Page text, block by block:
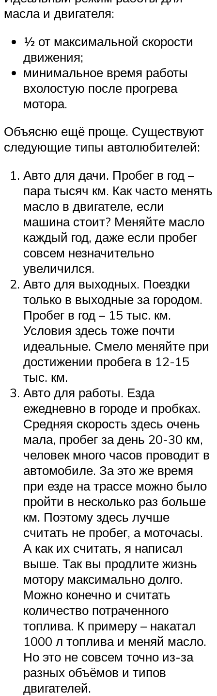
масла и двигателя:
½ от максимальной скорости
движения;
минимальное время работы
вхолостую после прогрева
мотора.
Объясню ещё проще. Существуют
следующие типы автолюбителей:
Авто для дачи. Пробег в год –
пара тысяч км. Как часто менять
масло в двигателе, если
машина стоит? Меняйте масло
каждый год, даже если пробег
совсем незначительно
увеличился.
Авто для выходных. Поездки
только в выходные за городом.
Пробег в год – 15 тыс. км.
Условия здесь тоже почти
идеальные. Смело меняйте при
достижении пробега в 12-15
тыс. км.
Авто для работы. Езда
ежедневно в городе и пробках.
Средняя скорость здесь очень
мала, пробег за день 20-30 км,
человек много часов проводит в
автомобиле. За это же время
при езде на трассе можно было
пройти в несколько раз больше
км. Поэтому здесь лучше
считать не пробег, а моточасы.
А как их считать, я написал
выше. Так вы продлите жизнь
мотору максимально долго.
Можно конечно и считать
количество потраченного
топлива. К примеру – накатал
1000 л топлива и меняй масло.
Но это не совсем точно из-за
разных объёмов и типов
двигателей.